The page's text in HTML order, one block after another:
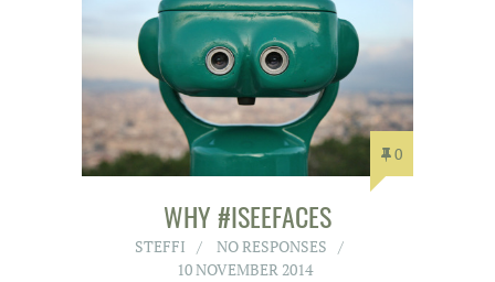
0
WHY #ISEEFACES
STEFFI
NO RESPONSES
10 NOVEMBER 2014